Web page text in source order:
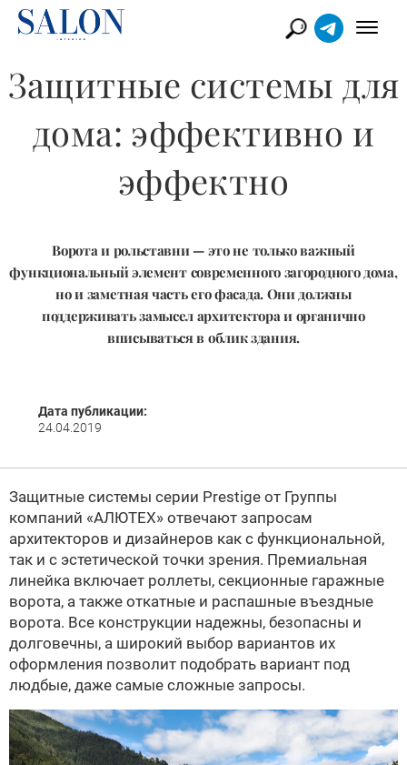
Защитные системы для
дома: эффективно и
эффектно
Ворота и рольставни — это не только важный
функциональный элемент современного загородного дома,
но и заметная часть его фасада. Они должны
поддерживать замысел архитектора и органично
вписываться в облик здания.
Дата публикации:
24.04.2019
Защитные системы серии Prestige от Группы
компаний «АЛЮТЕХ» отвечают запросам
архитекторов и дизайнеров как с функциональной,
так и с эстетической точки зрения. Премиальная
линейка включает роллеты, секционные гаражные
ворота, а также откатные и распашные въездные
ворота. Все конструкции надежны, безопасны и
долговечны, а широкий выбор вариантов их
оформления позволит подобрать вариант под
людбые, даже самые сложные запросы.